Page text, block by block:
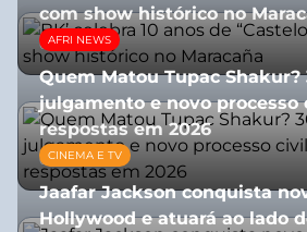
com show histórico no
06/08/2026
AFRI NEWS
Quem Matou Tupac Shakur?
julgamento e novo
respostas em 2026
05/08/2026
CINEMA E TV
Jaafar Jackson conquista
Hollywood e atuará ao lado